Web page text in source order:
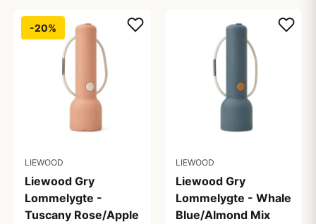
-20%
LIEWOOD
Liewood Gry
Lommelygte -
Tuscany Rose/Apple
LIEWOOD
Liewood Gry
Lommelygte - Whale
Blue/Almond Mix